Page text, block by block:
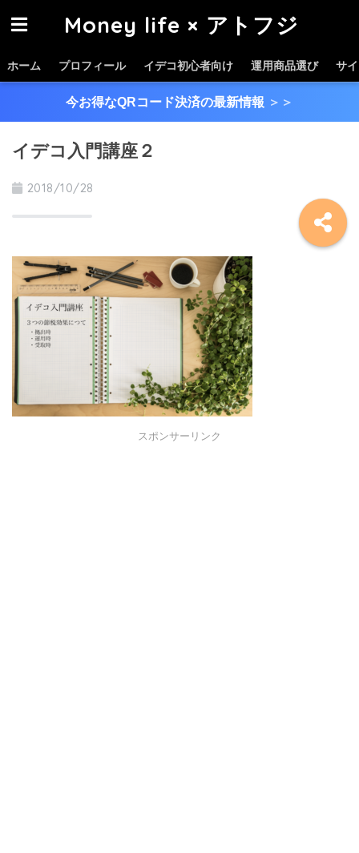
Money life × アトフジ
ホーム プロフィール イデコ初心者向け 運用商品選び サ
今お得なQRコード決済の最新情報 ＞＞
イデコ入門講座２
2018/10/28
スポンサーリンク